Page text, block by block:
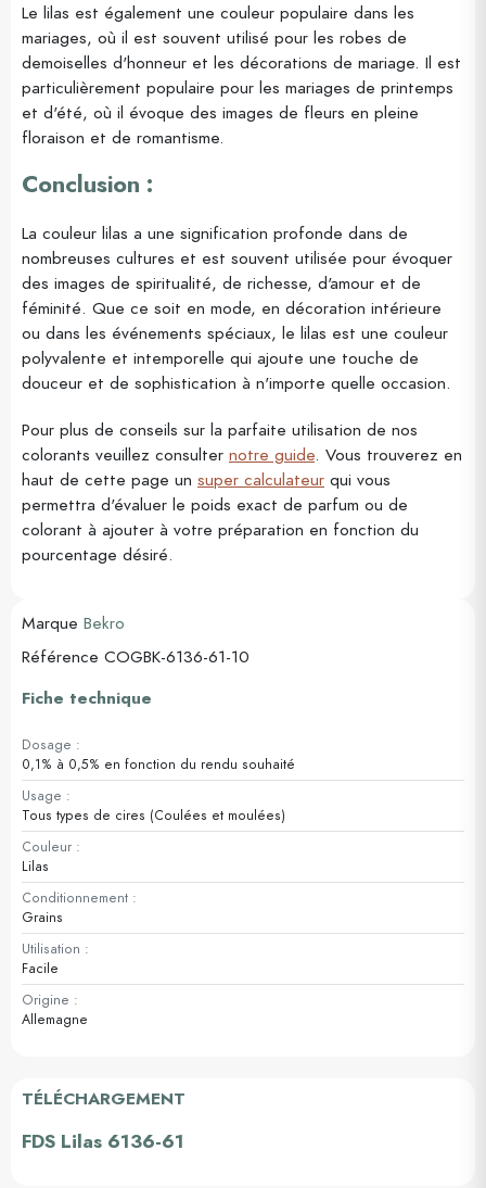
Le lilas est également une couleur populaire dans les
mariages, où il est souvent utilisé pour les robes de
demoiselles d'honneur et les décorations de mariage. Il est
particulièrement populaire pour les mariages de printemps
et d'été, où il évoque des images de fleurs en pleine
floraison et de romantisme.
Conclusion :
La couleur lilas a une signification profonde dans de
nombreuses cultures et est souvent utilisée pour évoquer
des images de spiritualité, de richesse, d'amour et de
féminité. Que ce soit en mode, en décoration intérieure
ou dans les événements spéciaux, le lilas est une couleur
polyvalente et intemporelle qui ajoute une touche de
douceur et de sophistication à n'importe quelle occasion.
Pour plus de conseils sur la parfaite utilisation de nos
colorants veuillez consulter notre guide. Vous trouverez en
haut de cette page un super calculateur qui vous
permettra d'évaluer le poids exact de parfum ou de
colorant à ajouter à votre préparation en fonction du
pourcentage désiré.
Marque Bekro
Référence COGBK-6136-61-10
Fiche technique
Dosage :
0,1% à 0,5% en fonction du rendu souhaité
Usage :
Tous types de cires (Coulées et moulées)
Couleur :
Lilas
Conditionnement :
Grains
Utilisation :
Facile
Origine :
Allemagne
TÉLÉCHARGEMENT
FDS Lilas 6136-61